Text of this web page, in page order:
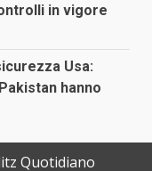
in vigore
Usa:
hanno
Quotidiano